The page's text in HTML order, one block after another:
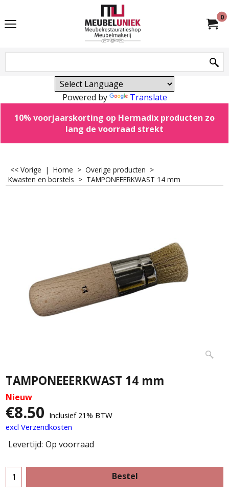
0
Powered by
Translate
10% voorjaarskorting op Hermadix producten zo
lang de voorraad strekt
<< Vorige | Home > Overige producten >
Kwasten en borstels > TAMPONEEERKWAST 14 mm
TAMPONEEERKWAST 14 mm
Nieuw
€8.50 Inclusief 21% BTW
excl Verzendkosten
Levertijd: Op voorraad
Bestel